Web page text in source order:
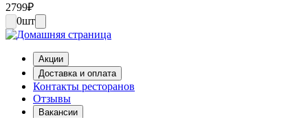
2799₽
0шт
Акции
Доставка и оплата
Контакты ресторанов
Отзывы
Вакансии